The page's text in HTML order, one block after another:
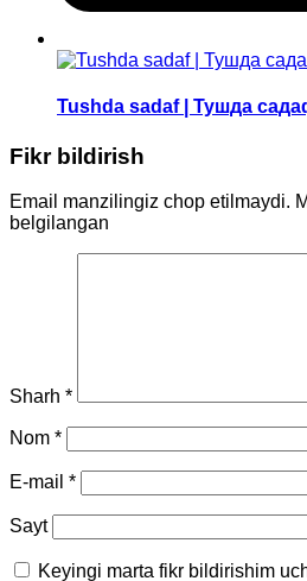
Tushda sadaf | Тушда
Fikr bildirish
Email manzilingiz chop etilmaydi.
belgilangan
Sharh *
Nom *
E-mail *
Sayt
Keyingi marta fikr bildirishim